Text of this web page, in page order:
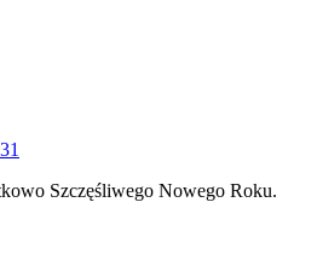
Szczęśliwego Nowego Roku.